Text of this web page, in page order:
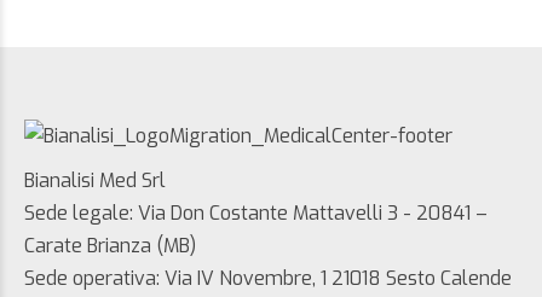
Bianalisi Med Srl
Sede legale: Via Don Costante Mattavelli 3 - 20841 –
Carate Brianza (MB)
Sede operativa: Via IV Novembre, 1 21018 Sesto Calende